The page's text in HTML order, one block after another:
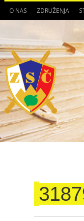
O NAS ZDRUŽENJA